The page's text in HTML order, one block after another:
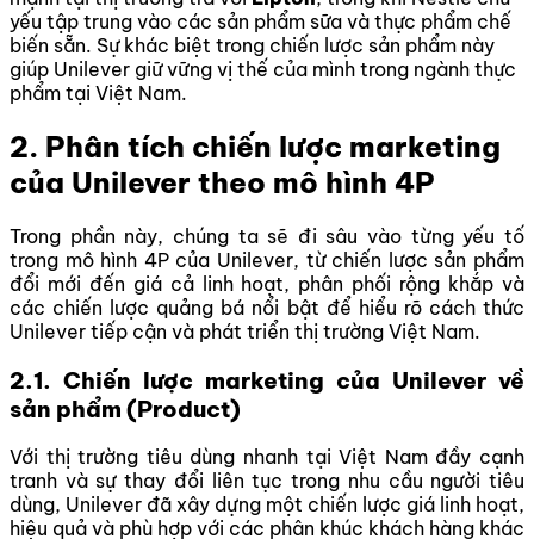
yếu tập trung vào các sản phẩm sữa và thực phẩm chế
biến sẵn. Sự khác biệt trong chiến lược sản phẩm này
giúp Unilever giữ vững vị thế của mình trong ngành thực
phẩm tại Việt Nam.
2. Phân tích chiến lược marketing
của Unilever theo mô hình 4P
Trong phần này, chúng ta sẽ đi sâu vào từng yếu tố
trong mô hình 4P của Unilever, từ chiến lược sản phẩm
đổi mới đến giá cả linh hoạt, phân phối rộng khắp và
các chiến lược quảng bá nổi bật để hiểu rõ cách thức
Unilever tiếp cận và phát triển thị trường Việt Nam.
2.1. Chiến lược marketing của Unilever về
sản phẩm (Product)
Với thị trường tiêu dùng nhanh tại Việt Nam đầy cạnh
tranh và sự thay đổi liên tục trong nhu cầu người tiêu
dùng, Unilever đã xây dựng một chiến lược giá linh hoạt,
hiệu quả và phù hợp với các phân khúc khách hàng khác